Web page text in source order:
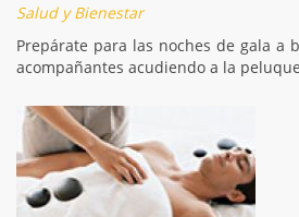
Salud y Bienestar
Prepárate para las noches de gala a
acompañantes acudiendo a la